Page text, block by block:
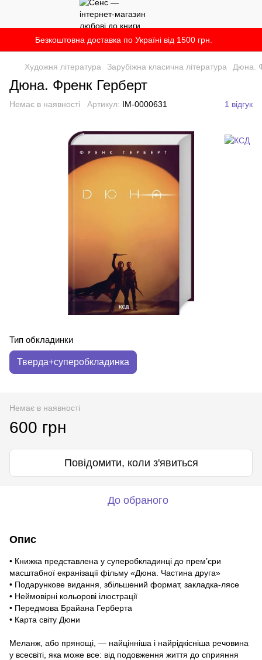
Безкоштовна доставка по Україні від 1500 грн.
Художня література Зарубіжна класична література Дюна.
Дюна. Френк Герберт
Немає в наявності Артикул: IM-0000631 1 відгук
Тип обкладинки
Тверда+суперобкладинка
Немає в наявності
600 грн
Повідомити, коли з'явиться
До обраного
Опис
• Книжка представлена у суперобкладинці до прем’єри
масштабної екранізації фільму «Дюна. Частина друга»
• Подарункове видання, збільшений формат, закладка-лясе
• Неймовірні кольорові ілюстрації
• Передмова Брайана Герберта
• Карта світу Дюни
Меланж, або прянощі, — найцінніша і найрідкісніша речовина
у всесвіті, яка може все: від подовження життя до сприяння